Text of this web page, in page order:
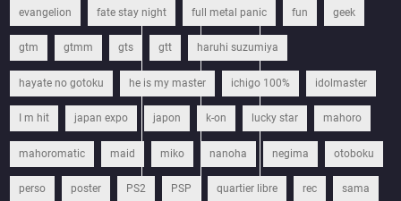
evangelion fate stay night full metal panic fun geek
gtm gtmm gts gtt haruhi suzumiya
hayate no gotoku he is my master ichigo 100% idolmaster
I m hit japan expo japon k-on lucky star mahoro
mahoromatic maid miko nanoha negima otoboku
perso poster PS2 PSP quartier libre rec sama